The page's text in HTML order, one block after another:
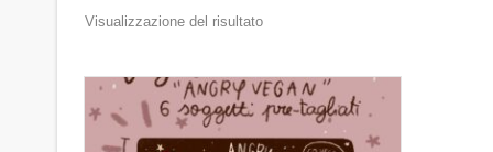
Visualizzazione del risultato